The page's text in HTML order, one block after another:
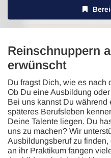
Reinschnuppern
erwünscht
Du fragst Dich, wie es nach
Ob Du eine Ausbildung
Bei uns kannst Du während
späteres Berufsleben
Deine Talente liegen. Du
uns zu machen? Wir
Ausbildungsberuf zu
an ihr Praktikum fangen